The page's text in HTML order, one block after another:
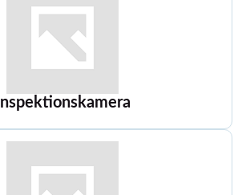
Inspektionskamera